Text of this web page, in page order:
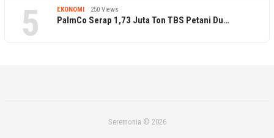
5 EKONOMI 250 Views
PalmCo Serap 1,73 Juta Ton TBS Petani Du…
Seremonia © 2026